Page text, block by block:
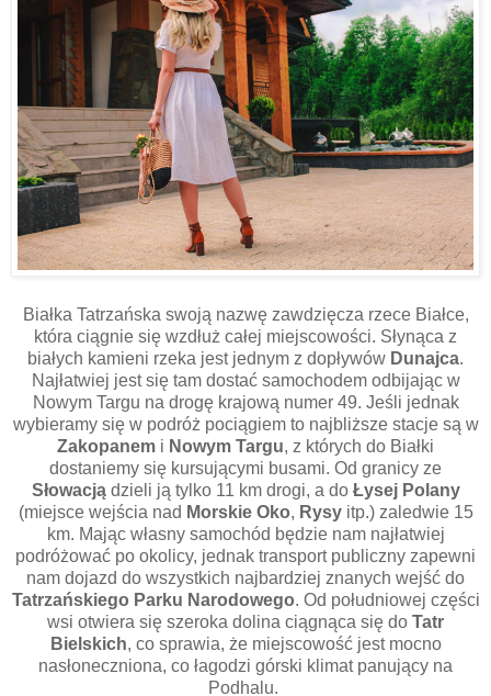
Białka Tatrzańska swoją nazwę zawdzięcza rzece Białce,
która ciągnie się wzdłuż całej miejscowości. Słynąca z
białych kamieni rzeka jest jednym z dopływów Dunajca.
Najłatwiej jest się tam dostać samochodem odbijając w
Nowym Targu na drogę krajową numer 49. Jeśli jednak
wybieramy się w podróż pociągiem to najbliższe stacje są w
Zakopanem i Nowym Targu, z których do Białki
dostaniemy się kursującymi busami. Od granicy ze
Słowacjądzieli ją tylko 11 km drogi, a do Łysej Polany
(miejsce wejścia nad Morskie Oko, Rysyitp.) zaledwie 15
km. Mając własny samochód będzie nam najłatwiej
podróżować po okolicy, jednak transport publiczny zapewni
nam dojazd do wszystkich najbardziej znanych wejść do
Tatrzańskiego Parku Narodowego. Od południowej części
wsi otwiera się szeroka dolina ciągnąca się do Tatr
Bielskich, co sprawia, że miejscowość jest mocno
nasłoneczniona, co łagodzi górski klimat panujący na
Podhalu.